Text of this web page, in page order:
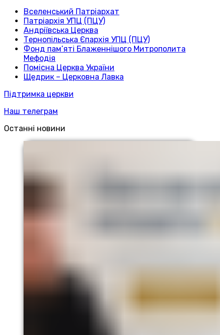
Вселенський Патріархат
Патріархія УПЦ (ПЦУ)
Андріївська Церква
Тернопільська Єпархія УПЦ (ПЦУ)
Фонд пам’яті Блаженнішого Митрополита
Мефодія
Помісна Церква України
Щедрик – Церковна Лавка
Підтримка церкви
Наш телеграм
Останні новини